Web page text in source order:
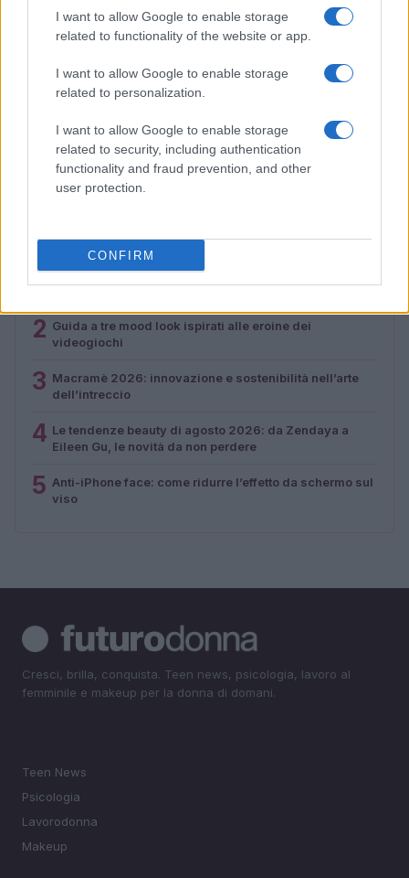
I want to allow Google to enable storage
related to functionality of the website or app.
I want to allow Google to enable storage
related to personalization.
I want to allow Google to enable storage
related to security, including authentication
functionality and fraud prevention, and other
user protection.
CONFIRM
dell’intreccio
Cristian Castiglioni · 6 Ago 2026
1
Laboratorio nazionale per studenti: salute urbana e
opportunità professionali
2 Guida a tre mood look ispirati alle eroine dei
videogiochi
3 Macramè 2026: innovazione e sostenibilità nell’arte
dell’intreccio
4 Le tendenze beauty di agosto 2026: da Zendaya a
Eileen Gu, le novità da non perdere
5 Anti-iPhone face: come ridurre l’effetto da schermo sul
viso
Cresci, brilla, conquista. Teen news, psicologia, lavoro al
femminile e makeup per la donna di domani.
Teen News
Psicologia
Lavorodonna
Makeup